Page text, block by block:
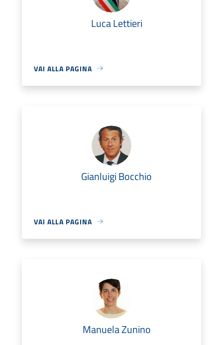
Luca Lettieri
VAI ALLA PAGINA
Gianluigi Bocchio
VAI ALLA PAGINA
Manuela Zunino